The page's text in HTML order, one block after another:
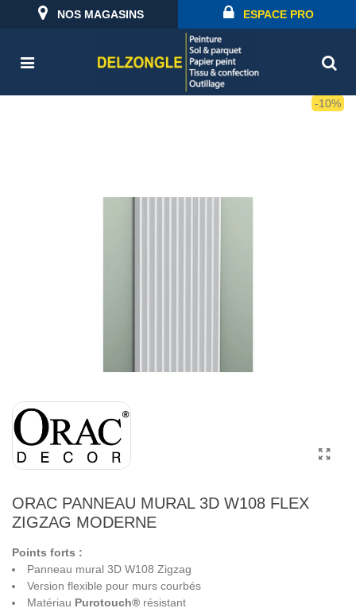
NOS MAGASINS ESPACE PRO
-10%
ORAC PANNEAU MURAL 3D W108 FLEX
ZIGZAG MODERNE
Points forts :
Panneau mural 3D W108 Zigzag
Version flexible pour murs courbés
Matériau Purotouch® résistant